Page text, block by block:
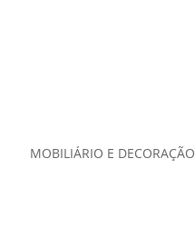
MOBILIÁRIO E DECORAÇÃO